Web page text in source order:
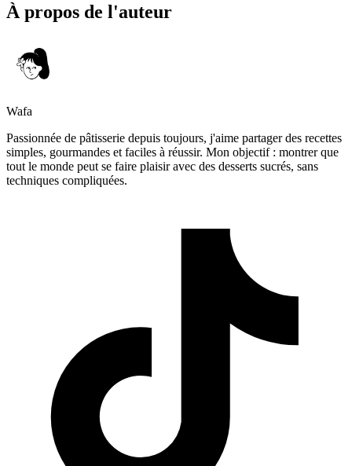
À propos de l'auteur
Wafa
Passionnée de pâtisserie depuis toujours, j'aime partager des recettes
simples, gourmandes et faciles à réussir. Mon objectif : montrer que
tout le monde peut se faire plaisir avec des desserts sucrés, sans
techniques compliquées.